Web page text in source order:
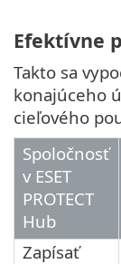
Efektívne
Takto sa
konajúceho
cieľového
Spoločnosť
v ESET
PROTECT
Hub
Zapísať